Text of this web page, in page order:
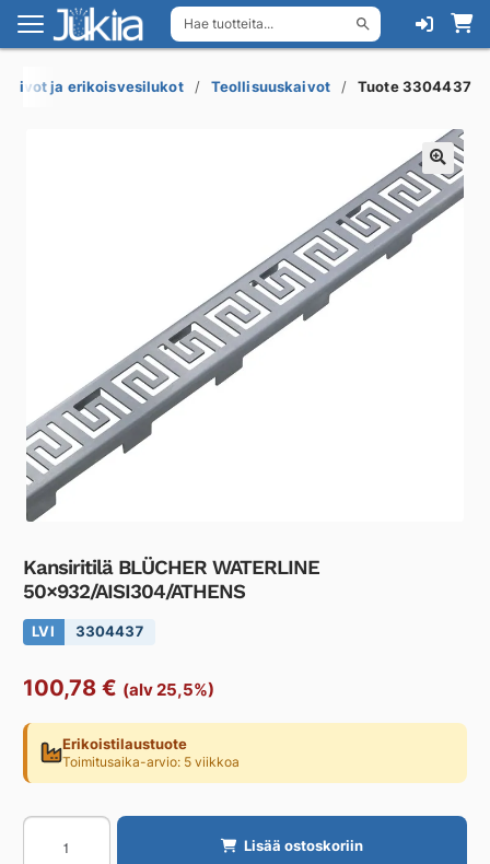
Hae tuotteita...
Siirry
navigointiin
Siirry
sisältöön
ja erikoisvesilukot Teollisuuskaivot Tuote 3304437
Kansiritilä BLÜCHER WATERLINE
50×932/AISI304/ATHENS
LVI 3304437
100,78 € (alv 25,5%)
Erikoistilaustuote
Toimitusaika-arvio: 5 viikkoa
Kansiritilä
BLÜCHER
Lisää ostoskoriin